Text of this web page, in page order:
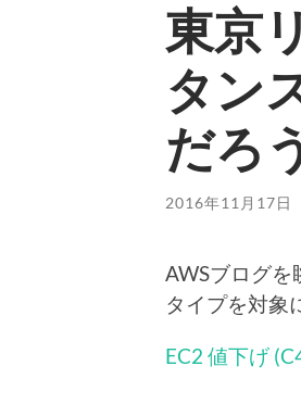
東京
タン
だろ
2016年11月17日
AWSブログ
タイプを対象
EC2 値下げ